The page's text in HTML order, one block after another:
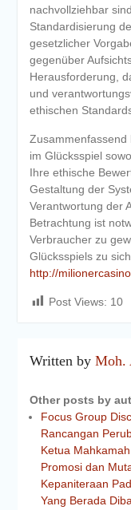
nachvollziehbar
Standardisierung
gesetzlicher
gegenüber
Herausforderung,
und
ethischen
Zusammenfassend
im Glücksspiel
Ihre ethische
Gestaltung der
Verantwortung der
Betrachtung ist
Verbraucher zu
Glücksspiels zu
http://
Post Views: 10
Written by Moh.
Other posts by
Focus Group
Rancangan
Ketua
Promosi dan
Kepaniteraan
Yang Berada